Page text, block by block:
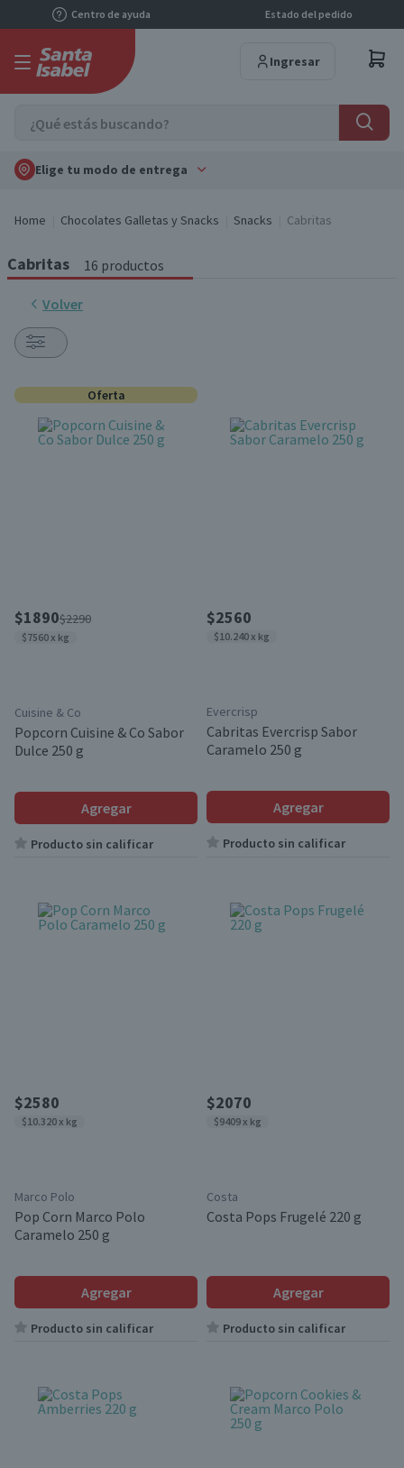
Centro de ayuda Estado del pedido
Ingresar
Elige tu modo de entrega
Home Chocolates Galletas y Snacks Snacks Cabritas
Cabritas 16 productos
Volver
Oferta
$1890$2290
$7560 x kg
Cuisine & Co
Popcorn Cuisine & Co Sabor
Dulce 250 g
Agregar
Producto sin calificar
$2560
$10.240 x kg
Evercrisp
Cabritas Evercrisp Sabor
Caramelo 250 g
Agregar
Producto sin calificar
$2580
$10.320 x kg
Marco Polo
Pop Corn Marco Polo
Caramelo 250 g
Agregar
Producto sin calificar
$2070
$9409 x kg
Costa
Costa Pops Frugelé 220 g
Agregar
Producto sin calificar